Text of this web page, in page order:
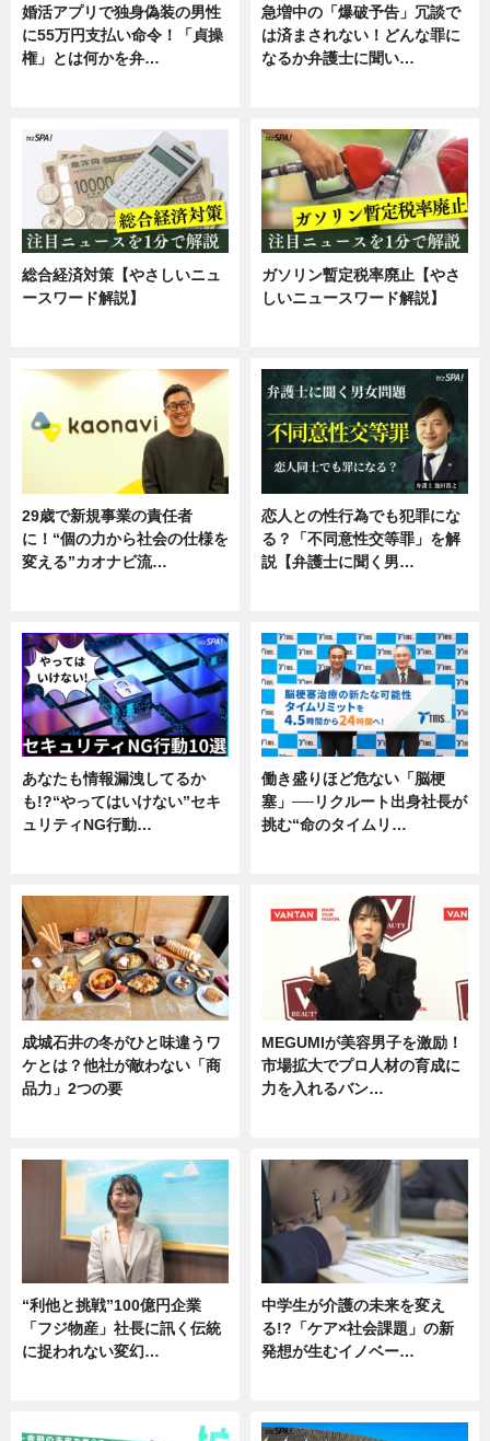
婚活アプリで独身偽装の男性
に55万円支払い命令！「貞操
権」とは何かを弁…
急増中の「爆破予告」冗談で
は済まされない！どんな罪に
なるか弁護士に聞い…
総合経済対策【やさしいニュ
ースワード解説】
ガソリン暫定税率廃止【やさ
しいニュースワード解説】
29歳で新規事業の責任者
に！“個の力から社会の仕様を
変える”カオナビ流…
恋人との性行為でも犯罪にな
る？「不同意性交等罪」を解
説【弁護士に聞く男…
あなたも情報漏洩してるか
も!?“やってはいけない”セキ
ュリティNG行動…
働き盛りほど危ない「脳梗
塞」──リクルート出身社長が
挑む“命のタイムリ…
成城石井の冬がひと味違うワ
ケとは？他社が敵わない「商
品力」2つの要
MEGUMIが美容男子を激励！
市場拡大でプロ人材の育成に
力を入れるバン…
“利他と挑戦”100億円企業
「フジ物産」社長に訊く伝統
に捉われない変幻…
中学生が介護の未来を変え
る!?「ケア×社会課題」の新
発想が生むイノベー…